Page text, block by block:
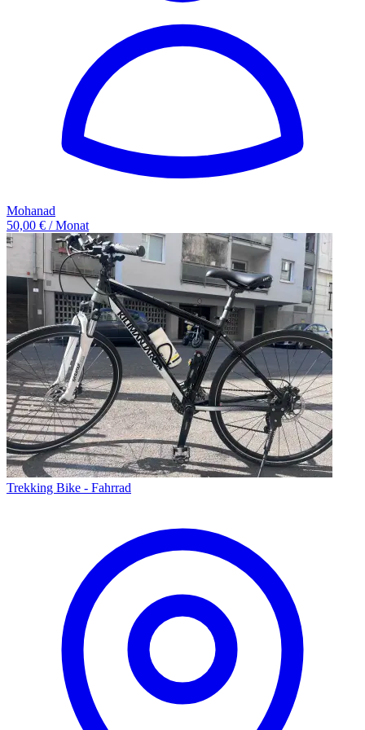
Mohanad
50,00 € / Monat
Trekking Bike - Fahrrad